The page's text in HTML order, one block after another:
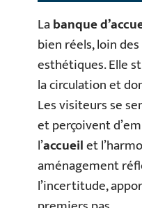
Labanque
bien réels, loin
esthétiques. Elle
la circulation et
Les visiteurs se
et perçoivent
l’accueilet
aménagement
l’incertitude,